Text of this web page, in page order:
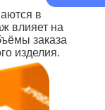
в
влияет на
заказа
изделия.